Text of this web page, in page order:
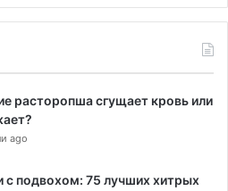
расторопша сгущает кровь или
ago
с подвохом: 75 лучших хитрых